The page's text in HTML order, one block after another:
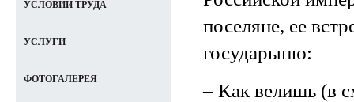
поселяне, ее
государыню:
– Как велишь (в
УСЛОВИЙ ТРУДА
УСЛУГИ
ФОТОГАЛЕРЕЯ